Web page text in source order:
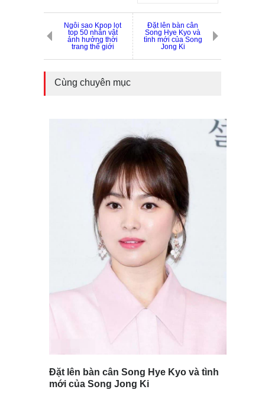
Ngôi sao Kpop lọt
top 50 nhân vật
ảnh hưởng thời
trang thế giới
Đặt lên bàn cân
Song Hye Kyo và
tình mới của Song
Jong Ki
Cùng chuyên mục
Đặt lên bàn cân Song Hye Kyo và tình
mới của Song Jong Ki